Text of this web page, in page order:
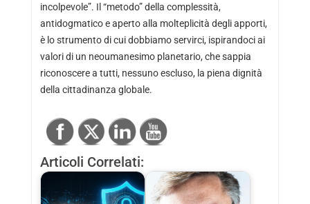
incolpevole”. Il “metodo” della complessità,
antidogmatico e aperto alla molteplicità degli apporti,
è lo strumento di cui dobbiamo servirci, ispirandoci ai
valori di un neoumanesimo planetario, che sappia
riconoscere a tutti, nessuno escluso, la piena dignità
della cittadinanza globale.
Articoli Correlati: